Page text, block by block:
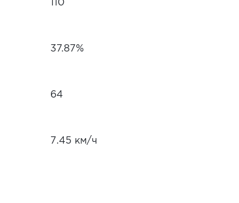
110
37.87%
64
7.45 км/ч